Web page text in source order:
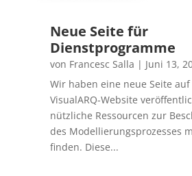
Neue Seite für
Dienstprogramme
von Francesc Salla | Juni 13,
Wir haben eine neue Seite
VisualARQ-Website
nützliche Ressourcen zur
des Modellierungsprozesses
finden. Diese...